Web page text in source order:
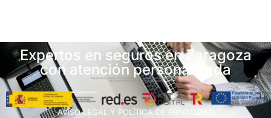
Expertos en seguros en Zaragoza
con atención personalizada
AVISO LEGAL Y POLÍTICA DE PRIVACIDAD